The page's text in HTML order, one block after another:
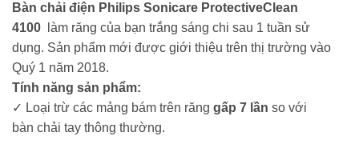
Bàn chải điện Philips Sonicare ProtectiveClean
4100
làm răng của bạn trắng sáng chi sau 1 tuần sử
dụng. Sản phẩm mới được giới thiệu trên thị trường vào
Quý 1 năm 2018.
Tính năng sản phẩm:
✓ Loại trừ các mảng bám trên răng gấp 7 lần so với
bàn chải tay thông thường.